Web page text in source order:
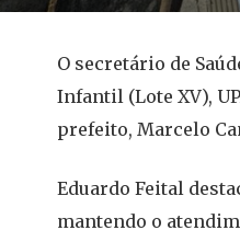
O secretário de
Infantil (Lote XV),
prefeito, Marcelo
Eduardo Feital
mantendo o